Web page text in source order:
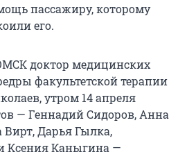
пассажиру, которому
его.
доктор медицинских
факультетской терапии
утром 14 апреля
— Геннадий Сидоров, Анна
Вирт, Дарья Гылка,
Ксения Каныгина —